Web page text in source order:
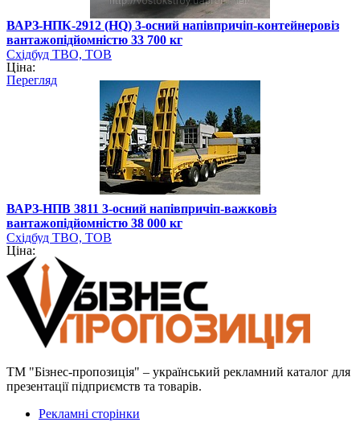
ВАРЗ-НПК-2912 (НQ) 3-осний напівпричіп-контейнеровіз
вантажопідйомністю 33 700 кг
Східбуд ТВО, ТОВ
Ціна:
Перегляд
ВАРЗ-НПВ 3811 3-осний напівпричіп-важковіз
вантажопідйомністю 38 000 кг
Східбуд ТВО, ТОВ
Ціна:
ТМ "Бізнес-пропозиція" – український рекламний каталог для
презентації підприємств та товарів.
Рекламні сторінки